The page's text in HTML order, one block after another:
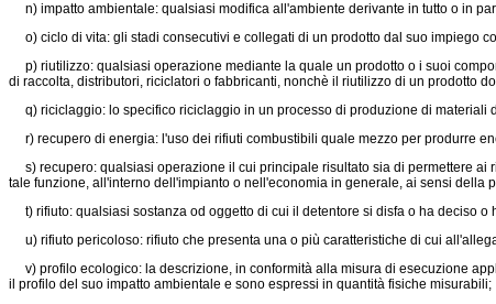
n) impatto ambientale: qualsiasi modifica all'ambiente derivante in tutto o in
o) ciclo di vita: gli stadi consecutivi e collegati di un prodotto dal suo impiego
p) riutilizzo: qualsiasi operazione mediante la quale un prodotto o i suoi
di raccolta, distributori, riciclatori o fabbricanti, nonchè il riutilizzo di un prodotto
q) riciclaggio: lo specifico riciclaggio in un processo di produzione di materiali
r) recupero di energia: l'uso dei rifiuti combustibili quale mezzo per produrre
s) recupero: qualsiasi operazione il cui principale risultato sia di permettere ai
tale funzione, all'interno dell'impianto o nell'economia in generale, ai sensi della
t) rifiuto: qualsiasi sostanza od oggetto di cui il detentore si disfa o ha deciso o
u) rifiuto pericoloso: rifiuto che presenta una o più caratteristiche di cui
v) profilo ecologico: la descrizione, in conformità alla misura di esecuzione
il profilo del suo impatto ambientale e sono espressi in quantità fisiche misurabili;